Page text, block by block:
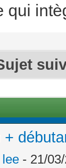
qui
lee - 21/